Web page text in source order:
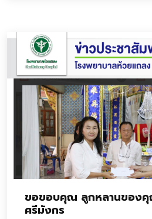
ขอขอบคุณ ลูกหลานของ
ศรีมังกร